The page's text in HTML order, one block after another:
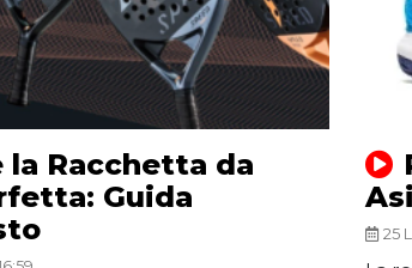
la Racchetta da
Guida
25